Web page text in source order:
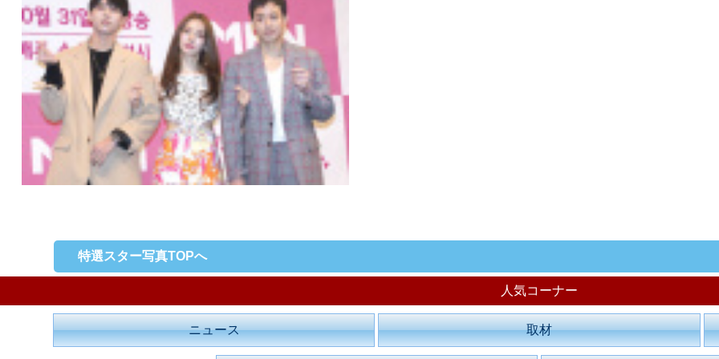
特選スター写真TOPへ
人気コーナー
ニュース 取材